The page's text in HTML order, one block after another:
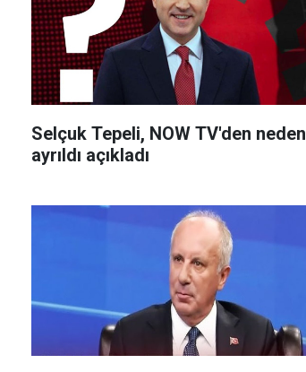
Selçuk Tepeli, NOW TV'den neden
ayrıldı açıkladı